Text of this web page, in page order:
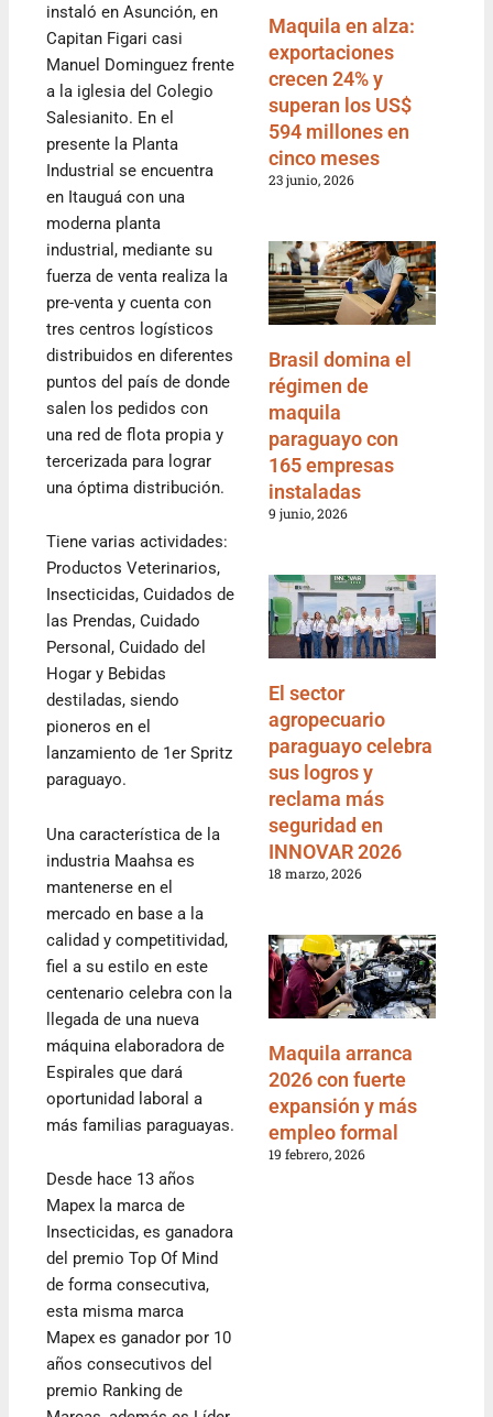
instaló en Asunción, en
Capitan Figari casi
Manuel Dominguez frente
a la iglesia del Colegio
Salesianito. En el
presente la Planta
Industrial se encuentra
en Itauguá con una
moderna planta
industrial, mediante su
fuerza de venta realiza la
pre-venta y cuenta con
tres centros logísticos
distribuidos en diferentes
puntos del país de donde
salen los pedidos con
una red de flota propia y
tercerizada para lograr
una óptima distribución.
Tiene varias actividades:
Productos Veterinarios,
Insecticidas, Cuidados de
las Prendas, Cuidado
Personal, Cuidado del
Hogar y Bebidas
destiladas, siendo
pioneros en el
lanzamiento de 1er Spritz
paraguayo.
Una característica de la
industria Maahsa es
mantenerse en el
mercado en base a la
calidad y competitividad,
fiel a su estilo en este
centenario celebra con la
llegada de una nueva
máquina elaboradora de
Espirales que dará
oportunidad laboral a
más familias paraguayas.
Desde hace 13 años
Mapex la marca de
Insecticidas, es ganadora
del premio Top Of Mind
de forma consecutiva,
esta misma marca
Mapex es ganador por 10
años consecutivos del
premio Ranking de
Maquila en alza:
exportaciones
crecen 24% y
superan los US$
594 millones en
cinco meses
23 junio, 2026
Brasil domina el
régimen de
maquila
paraguayo con
165 empresas
instaladas
9 junio, 2026
El sector
agropecuario
paraguayo celebra
sus logros y
reclama más
seguridad en
INNOVAR 2026
18 marzo, 2026
Maquila arranca
2026 con fuerte
expansión y más
empleo formal
19 febrero, 2026